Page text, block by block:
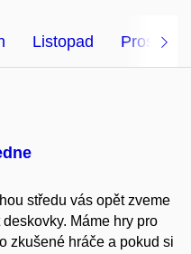
Listopad Prosinec
středu vás opět zveme
Máme hry pro
zkušené hráče a pokud si